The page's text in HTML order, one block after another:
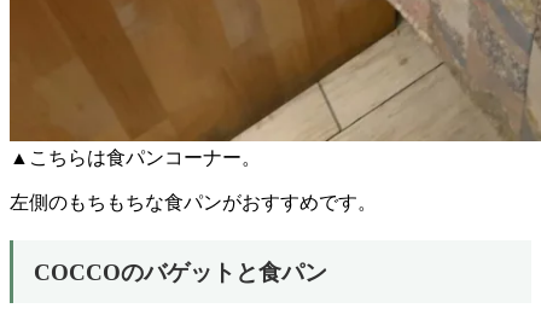
▲こちらは食パンコーナー。
左側のもちもちな食パンがおすすめです。
COCCOのバゲットと食パン